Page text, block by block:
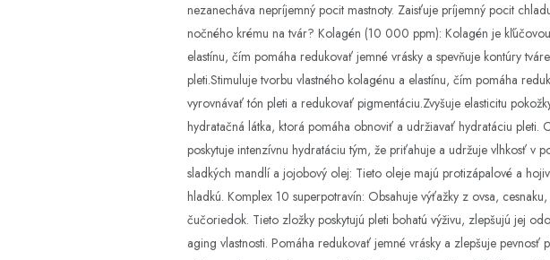
nezanecháva nepríjemný pocit mastnoty. Zaisťuje príjemný pocit
nočného krému na tvár? Kolagén (10 000 ppm): Kolagén je
elastínu, čím pomáha redukovať jemné vrásky a spevňuje kontúry
pleti.Stimuluje tvorbu vlastného kolagénu a elastínu, čím pomáha
vyrovnávať tón pleti a redukovať pigmentáciu.Zvyšuje elasticitu
hydratačná látka, ktorá pomáha obnoviť a udržiavať hydratáciu pleti.
poskytuje intenzívnu hydratáciu tým, že priťahuje a udržuje vlhkosť v
sladkých mandlí a jojobový olej: Tieto oleje majú protizápalové a
hladkú. Komplex 10 superpotravín: Obsahuje výťažky z ovsa,
čučoriedok. Tieto zložky poskytujú pleti bohatú výživu, zlepšujú jej
aging vlastnosti. Pomáha redukovať jemné vrásky a zlepšuje